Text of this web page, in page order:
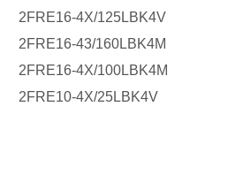
2FRE16-4X/125LBK4V
2FRE16-43/160LBK4M
2FRE16-4X/100LBK4M
2FRE10-4X/25LBK4V